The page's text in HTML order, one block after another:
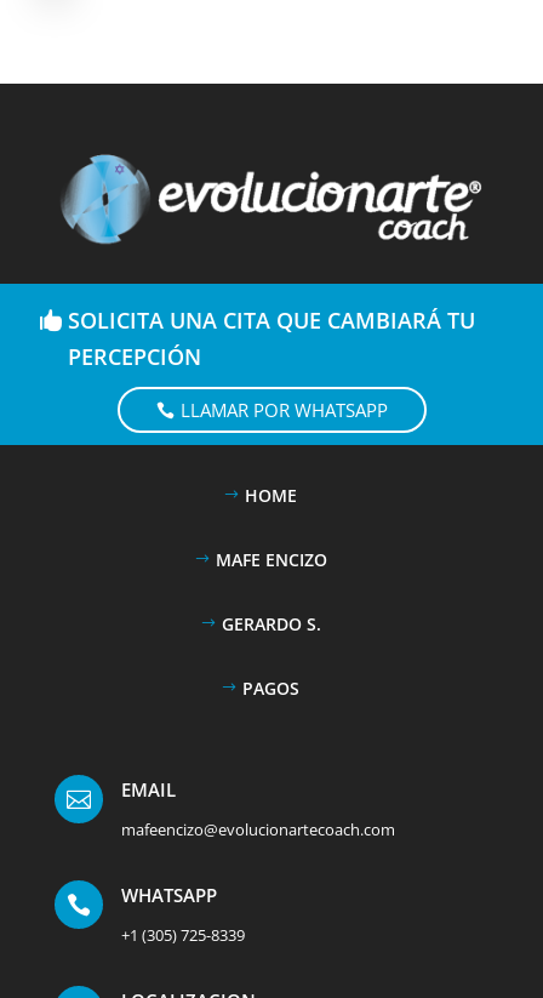
SOLICITA UNA CITA QUE CAMBIARÁ TU
PERCEPCIÓN
LLAMAR POR WHATSAPP
HOME
MAFE ENCIZO
GERARDO S.
PAGOS
 EMAIL
mafeencizo@evolucionartecoach.com
 WHATSAPP
+1 (305) 725-8339